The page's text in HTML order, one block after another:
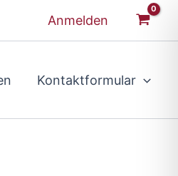
Anmelden
Kontaktformular